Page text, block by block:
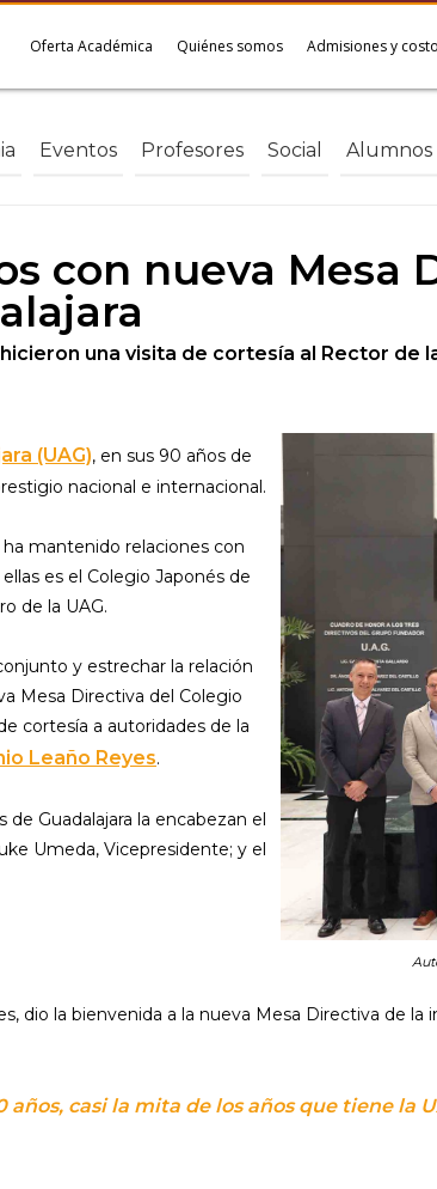
Oferta Académica Quiénes somos Admisiones y
Eventos Profesores Social Alumnos
con nueva Mesa
una visita de cortesía al Rector de
(UAG), en sus 90 años de
nacional e internacional.
mantenido relaciones con
es el Colegio Japonés de
de la UAG.
y estrechar la relación
Mesa Directiva del Colegio
cortesía a autoridades de la
Leaño Reyes.
Guadalajara la encabezan el
Umeda, Vicepresidente; y el
dio la bienvenida a la nueva Mesa Directiva de
años, casi la mita de los años que tiene la